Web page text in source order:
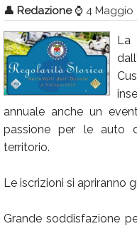
Info Utili
Rubriche
Calendario
Annunci
👤 Redazione ⌚ 4 Maggio
La
annuale anche un
passione per le auto
territorio.
Le iscrizioni si apriranno
Grande soddisfazione